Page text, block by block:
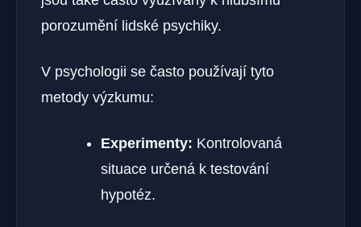
porozumění lidské psychiky.
V psychologii se často používají tyto
metody výzkumu:
Experimenty: Kontrolovaná
situace určená k testování
hypotéz.